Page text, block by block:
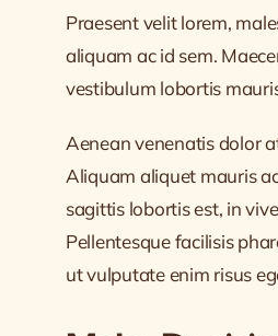
Praesent velit lorem,
aliquam ac id sem.
vestibulum lobortis
Aenean venenatis dolor
Aliquam aliquet mauris
sagittis lobortis est, in
Pellentesque facilisis
ut vulputate enim risus